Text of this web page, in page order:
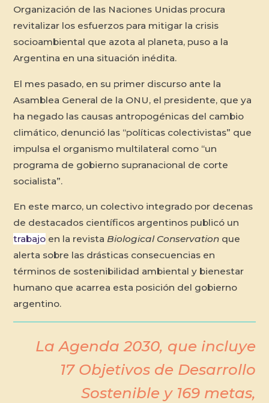
Organización de las Naciones Unidas procura
revitalizar los esfuerzos para mitigar la crisis
socioambiental que azota al planeta, puso a la
Argentina en una situación inédita.
El mes pasado, en su primer discurso ante la
Asamblea General de la ONU, el presidente, que ya
ha negado las causas antropogénicas del cambio
climático, denunció las “políticas colectivistas” que
impulsa el organismo multilateral como “un
programa de gobierno supranacional de corte
socialista”.
En este marco, un colectivo integrado por decenas
de destacados científicos argentinos publicó un
trabajo en la revista Biological Conservation que
alerta sobre las drásticas consecuencias en
términos de sostenibilidad ambiental y bienestar
humano que acarrea esta posición del gobierno
argentino.
La Agenda 2030, que incluye
17 Objetivos de Desarrollo
Sostenible y 169 metas,